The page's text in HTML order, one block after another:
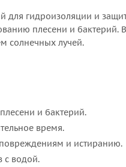
для гидроизоляции и
плесени и бактерий.
солнечных лучей.
и бактерий.
время.
повреждениям и истиранию.
с водой.